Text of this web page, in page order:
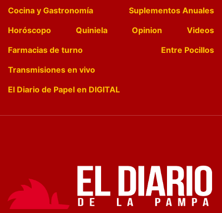
Cocina y Gastronomía
Suplementos Anuales
Horóscopo
Quiniela Opinion
Videos
Farmacias de turno
Entre Pocillos
Transmisiones en vivo
El Diario de Papel en DIGITAL